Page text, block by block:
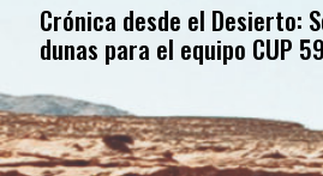
Crónica desde el Desierto:
dunas para el equipo CUP 59